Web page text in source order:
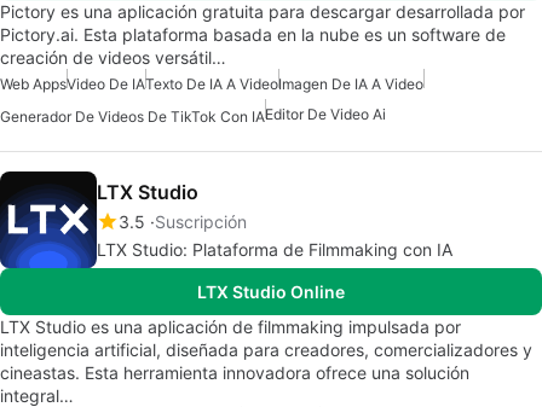
Pictory es una aplicación gratuita para descargar desarrollada por
Pictory.ai. Esta plataforma basada en la nube es un software de
creación de videos versátil…
Web AppsVideo De IATexto De IA A VideoImagen De IA A Video
Generador De Videos De TikTok Con IAEditor De Video Ai
LTX Studio
3.5 Suscripción
LTX Studio: Plataforma de Filmmaking con IA
LTX Studio Online
LTX Studio es una aplicación de filmmaking impulsada por
inteligencia artificial, diseñada para creadores, comercializadores y
cineastas. Esta herramienta innovadora ofrece una solución
integral…